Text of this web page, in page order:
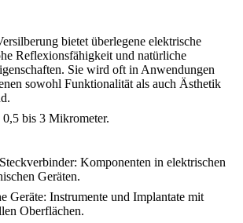
bietet überlegene elektrische
Reflexionsfähigkeit und natürliche
Sie wird oft in Anwendungen
sowohl Funktionalität als auch Ästhetik
0,5 bis 3 Mikrometer.
: Komponenten in elektrischen
Geräten.
Geräte: Instrumente und Implantate mit
Oberflächen.